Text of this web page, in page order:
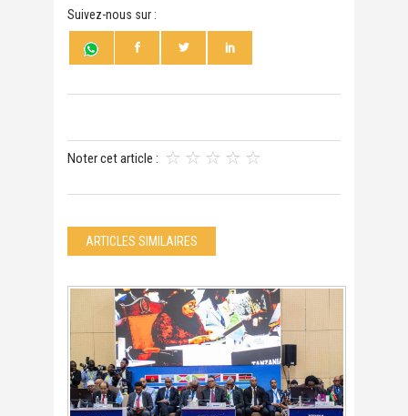
Suivez-nous sur :
Noter cet article :
ARTICLES SIMILAIRES